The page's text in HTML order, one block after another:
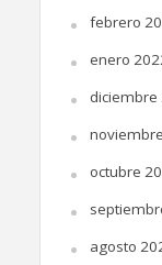
febrero
enero
diciembre
octubre
agosto